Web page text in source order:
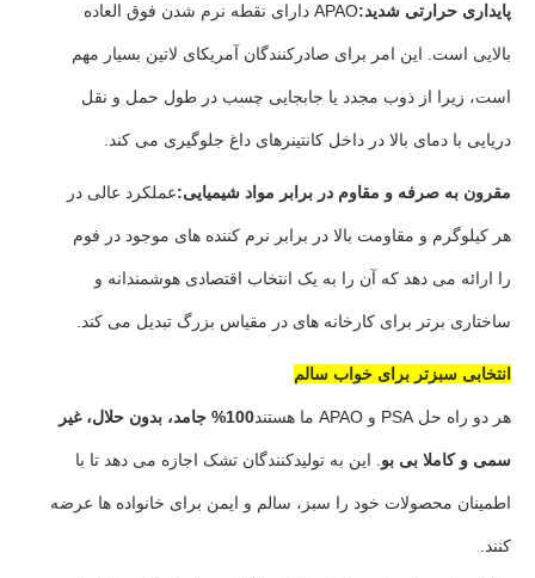
پایداری حرارتی شدید: APAO دارای نقطه نرم شدن فوق العاده
بالایی است. این امر برای صادرکنندگان آمریکای لاتین بسیار مهم
است، زیرا از ذوب مجدد یا جابجایی چسب در طول حمل و نقل
دریایی با دمای بالا در داخل کانتینرهای داغ جلوگیری می کند.
مقرون به صرفه و مقاوم در برابر مواد شیمیایی:عملکرد عالی در
هر کیلوگرم و مقاومت بالا در برابر نرم کننده های موجود در فوم
را ارائه می دهد که آن را به یک انتخاب اقتصادی هوشمندانه و
ساختاری برتر برای کارخانه های در مقیاس بزرگ تبدیل می کند.
انتخابی سبزتر برای خواب سالم
هر دو راه حل PSA و APAO ما هستند 100% جامد، بدون حلال، غیر
سمی و کاملا بی بو . این به تولیدکنندگان تشک اجازه می دهد تا با
اطمینان محصولات خود را سبز، سالم و ایمن برای خانواده ها عرضه
کنند.